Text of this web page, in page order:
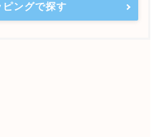
ングで探す